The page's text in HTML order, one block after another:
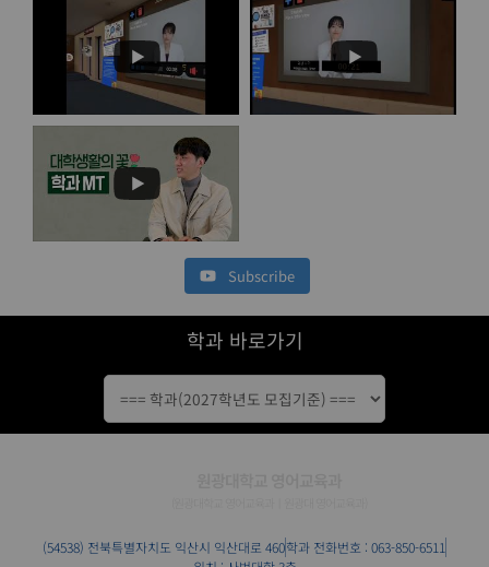
Subscribe
학과 바로가기
(54538) 전북특별자치도 익산시 익산대로 460학과 전화번호 : 063-850-6511